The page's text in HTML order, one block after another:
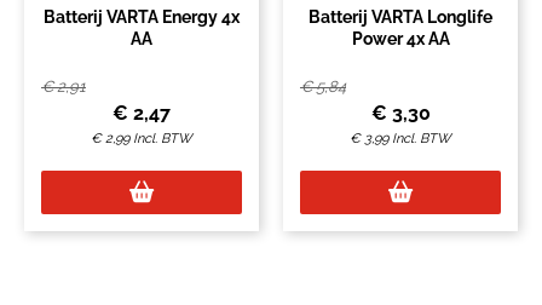
Batterij VARTA Energy 4x
AA
€2,91
€ 2,47
€2,99 Incl. BTW
Batterij VARTA Longlife
Power 4x AA
€5,84
€ 3,30
€ 3,99 Incl. BTW